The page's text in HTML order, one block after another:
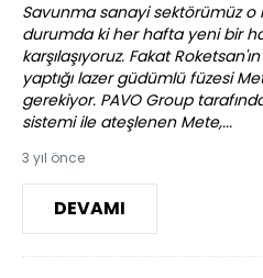
Savunma sanayi sektörümüz o
durumda ki her hafta yeni bir
karşılaşıyoruz. Fakat
yaptığı lazer güdümlü füzesi
gerekiyor. PAVO Group
sistemi ile ateşlenen Mete,...
3 yıl önce
DEVAMI